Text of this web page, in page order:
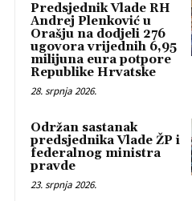
Predsjednik Vlade RH
Andrej Plenković u
Orašju na dodjeli 276
ugovora vrijednih 6,95
milijuna eura potpore
Republike Hrvatske
28. srpnja 2026.
Održan sastanak
predsjednika Vlade ŽP i
federalnog ministra
pravde
23. srpnja 2026.